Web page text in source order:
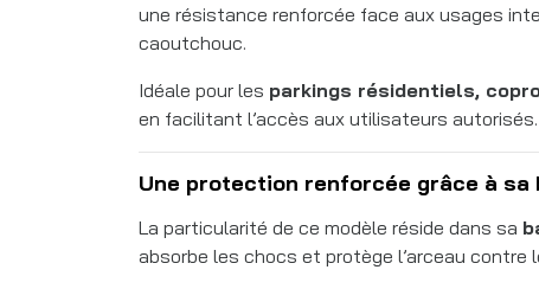
une résistance renforcée face aux usages
caoutchouc.
Idéale pour les parkings résidentiels,
en facilitant l’accès aux utilisateurs autorisés.
Une protection renforcée grâce à sa
La particularité de ce modèle réside dans sa
absorbe les chocs et protège l’arceau